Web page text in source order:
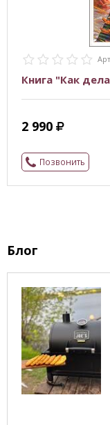
Книга "Как
2 990
Позвонить
Блог